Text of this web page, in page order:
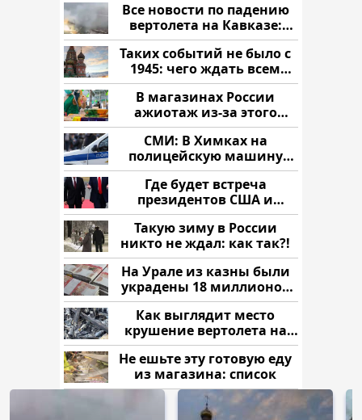
Все новости по падению
вертолета на Кавказе:
читать здесь
Таких событий не было с
1945: чего ждать всем
нам?
В магазинах России
ажиотаж из-за этого
продукта: что купить?
СМИ: В Химках на
полицейскую машину
напали и подожгли.
Где будет встреча
президентов США и
России: Европа?
Такую зиму в России
никто не ждал: как так?!
На Урале из казны были
украдены 18 миллионов
рублей
Как выглядит место
крушение вертолета на
Кавказе: смотреть
Не ешьте эту готовую еду
из магазина: список